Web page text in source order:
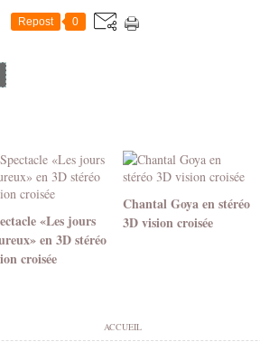
Repost 0
«Les jours
en 3D stéréo
croisée
Chantal Goya en stéréo
3D vision croisée
ACCUEIL